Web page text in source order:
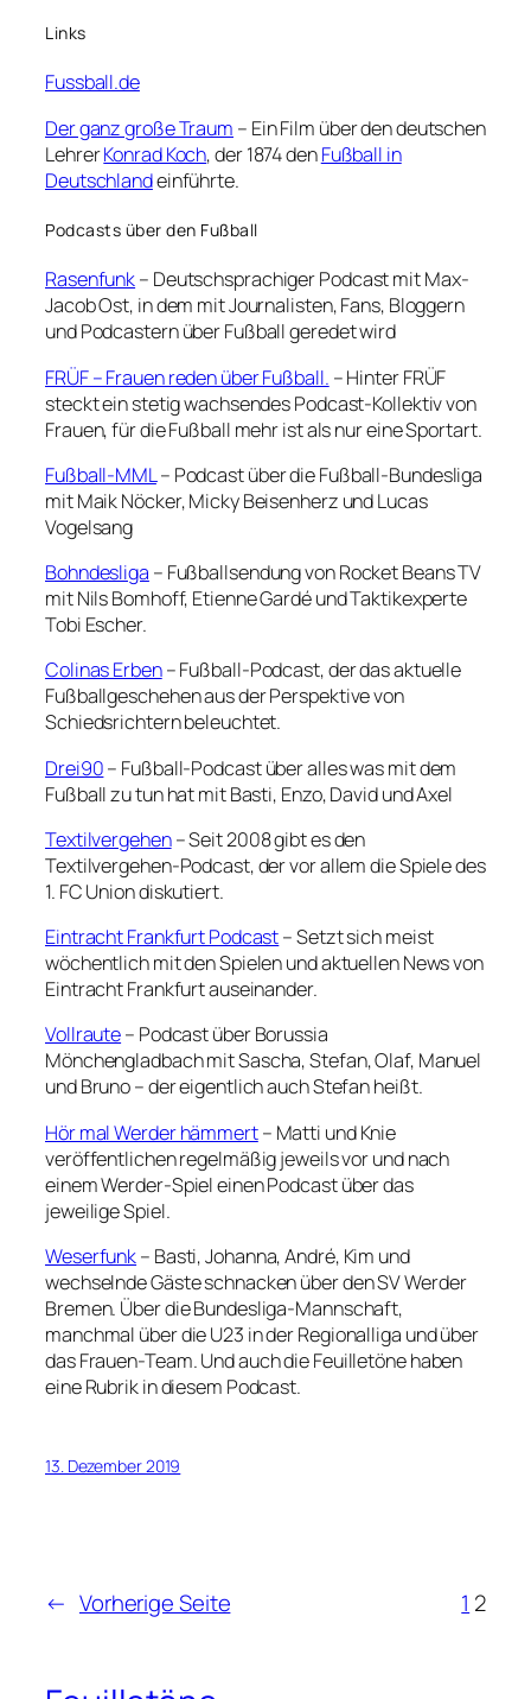
Links
Fussball.de
Der ganz große Traum – Ein Film über den deutschen
LehrerKonrad Koch, der 1874 denFußball in
Deutschlandeinführte.
Podcasts über den Fußball
Rasenfunk– Deutschsprachiger Podcast mit Max-
Jacob Ost, in dem mit Journalisten, Fans, Bloggern
und Podcastern über Fußball geredet wird
FRÜF – Frauen reden über Fußball. – Hinter FRÜF
steckt ein stetig wachsendes Podcast-Kollektiv von
Frauen, für die Fußball mehr ist als nur eine Sportart.
Fußball-MML– Podcast über die Fußball-Bundesliga
mit Maik Nöcker, Micky Beisenherz und Lucas
Vogelsang
Bohndesliga – Fußballsendung von Rocket Beans TV
mit Nils Bomhoff, Etienne Gardé und Taktikexperte
Tobi Escher.
Colinas Erben– Fußball-Podcast, der das aktuelle
Fußballgeschehen aus der Perspektive von
Schiedsrichtern beleuchtet.
Drei90– Fußball-Podcast über alles was mit dem
Fußball zu tun hat mit Basti, Enzo, David und Axel
Textilvergehen– Seit 2008 gibt es den
Textilvergehen-Podcast, der vor allem die Spiele des
1. FC Union diskutiert.
Eintracht Frankfurt Podcast– Setzt sich meist
wöchentlich mit den Spielen und aktuellen News von
Eintracht Frankfurt auseinander.
Vollraute– Podcast über Borussia
Mönchengladbach mit Sascha, Stefan, Olaf, Manuel
und Bruno – der eigentlich auch Stefan heißt.
Hör mal Werder hämmert– Matti und Knie
veröffentlichen regelmäßig jeweils vor und nach
einem Werder-Spiel einen Podcast über das
jeweilige Spiel.
Weserfunk– Basti, Johanna, André, Kim und
wechselnde Gäste schnacken über den SV Werder
Bremen. Über die Bundesliga-Mannschaft,
manchmal über die U23 in der Regionalliga und über
das Frauen-Team. Und auch die Feuilletöne haben
eine Rubrik in diesem Podcast.
13. Dezember 2019
← Vorherige Seite 1 2